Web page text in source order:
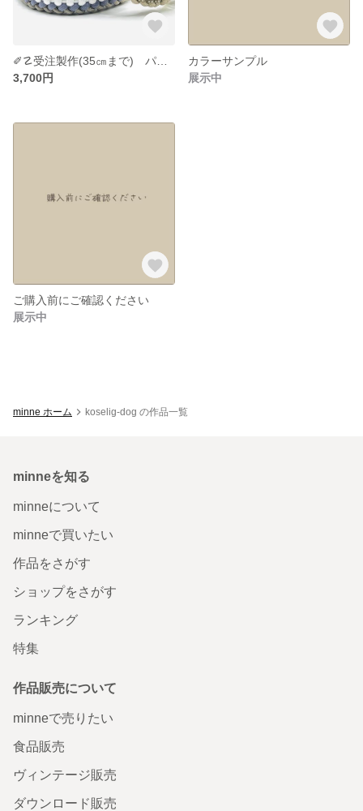
3,700円
カラーサンプル
展示中
ご購入前にご確認ください
展示中
minne ホーム koselig-dog の作品一覧
minneを知る
minneについて
minneで買いたい
作品をさがす
ショップをさがす
ランキング
特集
作品販売について
minneで売りたい
食品販売
ヴィンテージ販売
ダウンロード販売